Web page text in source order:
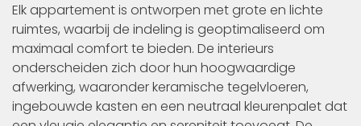
Elk appartement is ontworpen met grote en lichte
ruimtes, waarbij de indeling is geoptimaliseerd om
maximaal comfort te bieden. De interieurs
onderscheiden zich door hun hoogwaardige
afwerking, waaronder keramische tegelvloeren,
ingebouwde kasten en een neutraal kleurenpalet dat